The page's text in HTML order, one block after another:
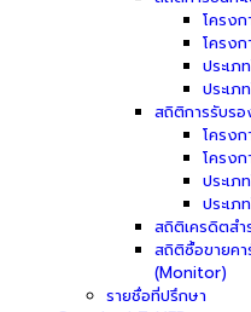
โครง
โครง
ประเ
ประเ
สถิติการรับร
โครง
โครง
ประเ
ประเ
สถิติเครดิตสำ
สถิติซื้อขายคา
(Monitor)
รายชื่อที่ปรึกษา